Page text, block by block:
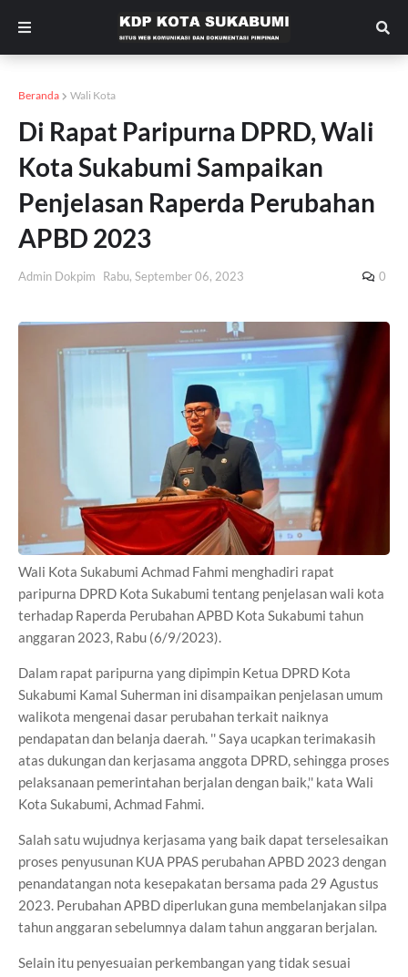
Beranda Wali Kota
Di Rapat Paripurna DPRD, Wali
Kota Sukabumi Sampaikan
Penjelasan Raperda Perubahan
APBD 2023
Admin Dokpim Rabu, September 06, 2023 0
Wali Kota Sukabumi Achmad Fahmi menghadiri rapat
paripurna DPRD Kota Sukabumi tentang penjelasan wali kota
terhadap Raperda Perubahan APBD Kota Sukabumi tahun
anggaran 2023, Rabu (6/9/2023).
Dalam rapat paripurna yang dipimpin Ketua DPRD Kota
Sukabumi Kamal Suherman ini disampaikan penjelasan umum
walikota mengenai dasar perubahan terkait naiknya
pendapatan dan belanja daerah. '' Saya ucapkan terimakasih
atas dukungan dan kerjasama anggota DPRD, sehingga proses
pelaksanaan pemerintahan berjalan dengan baik,'' kata Wali
Kota Sukabumi, Achmad Fahmi.
Salah satu wujudnya kerjasama yang baik dapat terselesaikan
proses penyusunan KUA PPAS perubahan APBD 2023 dengan
penandatangan nota kesepakatan bersama pada 29 Agustus
2023. Perubahan APBD diperlukan guna membelanjakan silpa
tahun anggaran sebelumnya dalam tahun anggaran berjalan.
Selain itu penyesuaian perkembangan yang tidak sesuai